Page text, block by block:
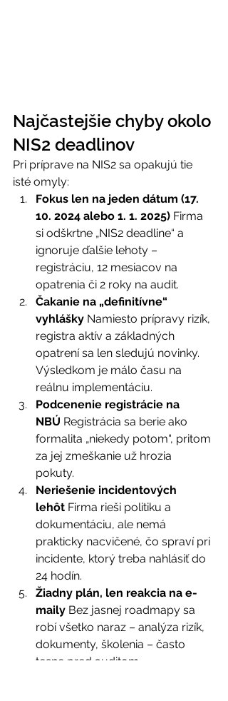
Najčastejšie chyby okolo
NIS2 deadlinov
Pri príprave na NIS2 sa opakujú tie
isté omyly:
Fokus len na jeden dátum (17.
10. 2024 alebo 1. 1. 2025) Firma
si odškrtne „NIS2 deadline“ a
ignoruje ďalšie lehoty –
registráciu, 12 mesiacov na
opatrenia či 2 roky na audit.
Čakanie na „definitívne“
vyhlášky Namiesto prípravy rizík,
registra aktív a základných
opatrení sa len sledujú novinky.
Výsledkom je málo času na
reálnu implementáciu.
Podcenenie registrácie na
NBÚ Registrácia sa berie ako
formalita „niekedy potom“, pritom
za jej zmeškanie už hrozia
pokuty.
Neriešenie incidentových
lehôt Firma rieši politiku a
dokumentáciu, ale nemá
prakticky nacvičené, čo spraví pri
incidente, ktorý treba nahlásiť do
24 hodín.
Žiadny plán, len reakcia na e-
maily Bez jasnej roadmapy sa
robí všetko naraz – analýza rizík,
dokumenty, školenia – často
tesne pred auditom.